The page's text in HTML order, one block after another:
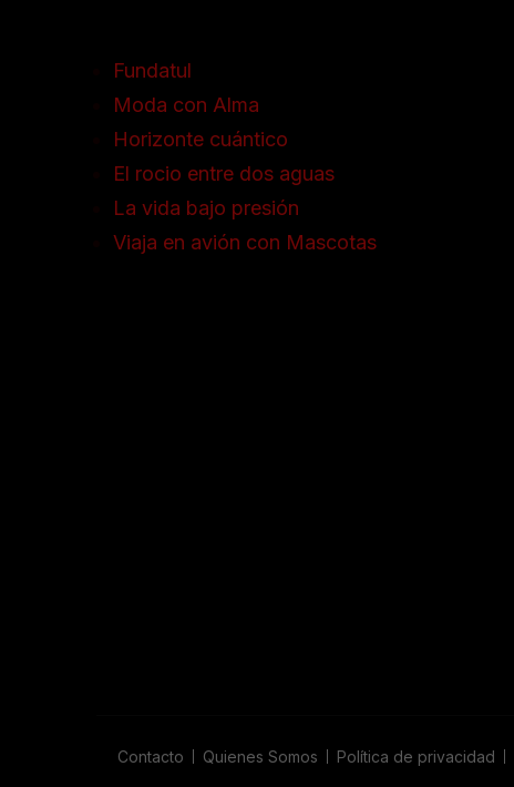
Fundatul
Moda con Alma
Horizonte cuántico
El rocio entre dos aguas
La vida bajo presión
Viaja en avión con Mascotas
Contacto Quienes Somos Política de privacidad